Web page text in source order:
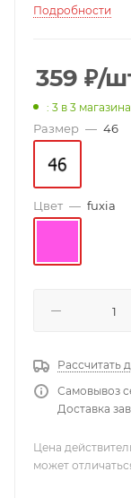
Подробности
359 ₽/
: 3 в 3
Размер — 46
Цвет — fuxia
Рассчитать
Самовывоз
Доставка
Цена
может